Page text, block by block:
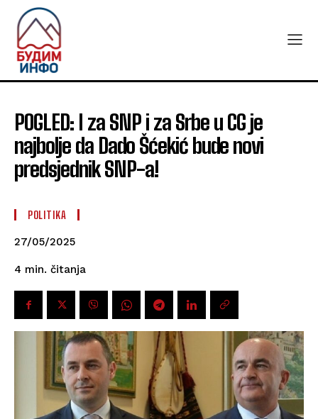
POGLED: I za SNP i za Srbe u CG je
najbolje da Dado Šćekić bude novi
predsjednik SNP-a!
POLITIKA
27/05/2025
4 min. čitanja